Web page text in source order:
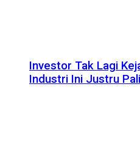
Investor Tak Lagi
Industri Ini Justru